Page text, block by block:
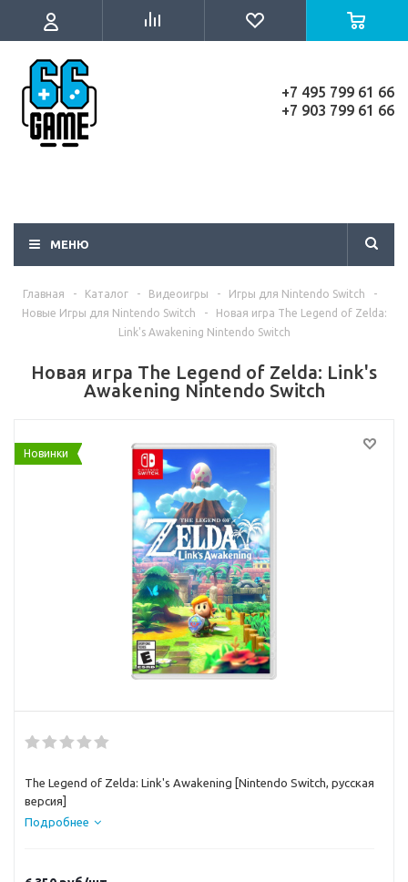
+7 495 799 61 66
+7 903 799 61 66
МЕНЮ
Главная - Каталог - Видеоигры - Игры для Nintendo Switch
-
Новые Игры для Nintendo Switch
-
Новая игра The Legend of Zelda:
Link's Awakening Nintendo Switch
Новая игра The Legend of Zelda: Link's
Awakening Nintendo Switch
Новинки
The Legend of Zelda: Link's Awakening [Nintendo Switch, русская
версия]
Подробнее